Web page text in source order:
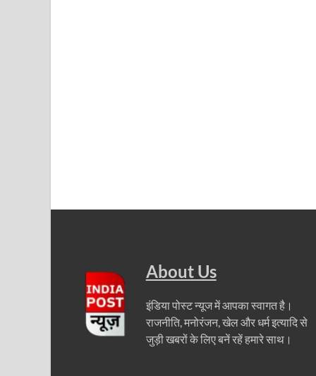
About Us
इंडिया पोस्ट न्यूज में आपका स्वागत है।
राजनीति, मनोरंजन, खेल और धर्म इत्यादि से
जुड़ी खबरों के लिए बनें रहें हमारे साथ।